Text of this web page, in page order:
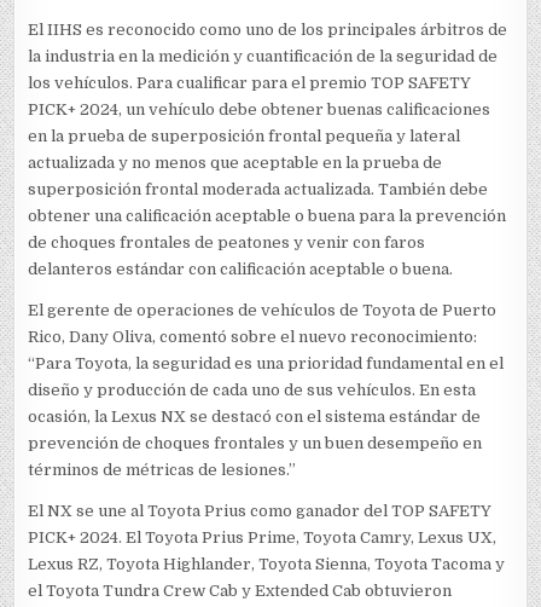
El IIHS es reconocido como uno de los principales árbitros de
la industria en la medición y cuantificación de la seguridad de
los vehículos. Para cualificar para el premio TOP SAFETY
PICK+ 2024, un vehículo debe obtener buenas calificaciones
en la prueba de superposición frontal pequeña y lateral
actualizada y no menos que aceptable en la prueba de
superposición frontal moderada actualizada. También debe
obtener una calificación aceptable o buena para la prevención
de choques frontales de peatones y venir con faros
delanteros estándar con calificación aceptable o buena.
El gerente de operaciones de vehículos de Toyota de Puerto
Rico, Dany Oliva, comentó sobre el nuevo reconocimiento:
“Para Toyota, la seguridad es una prioridad fundamental en el
diseño y producción de cada uno de sus vehículos. En esta
ocasión, la Lexus NX se destacó con el sistema estándar de
prevención de choques frontales y un buen desempeño en
términos de métricas de lesiones.”
El NX se une al Toyota Prius como ganador del TOP SAFETY
PICK+ 2024. El Toyota Prius Prime, Toyota Camry, Lexus UX,
Lexus RZ, Toyota Highlander, Toyota Sienna, Toyota Tacoma y
el Toyota Tundra Crew Cab y Extended Cab obtuvieron